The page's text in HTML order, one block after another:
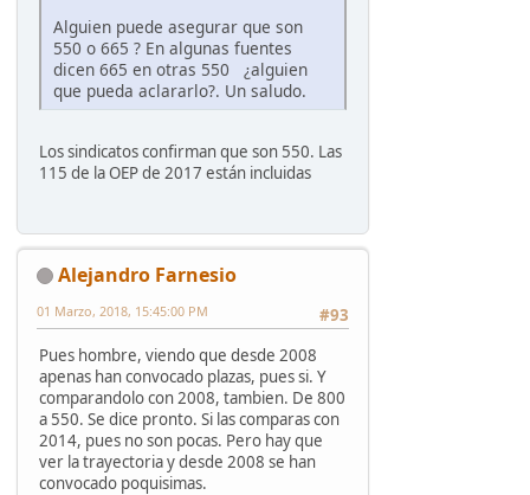
Alguien puede asegurar que son
550 o 665 ? En algunas fuentes
dicen 665 en otras 550 ¿alguien
que pueda aclararlo?. Un saludo.
Los sindicatos confirman que son 550. Las
115 de la OEP de 2017 están incluidas
Alejandro Farnesio
#93
01 Marzo, 2018, 15:45:00 PM
Pues hombre, viendo que desde 2008
apenas han convocado plazas, pues si. Y
comparandolo con 2008, tambien. De 800
a 550. Se dice pronto. Si las comparas con
2014, pues no son pocas. Pero hay que
ver la trayectoria y desde 2008 se han
convocado poquisimas.